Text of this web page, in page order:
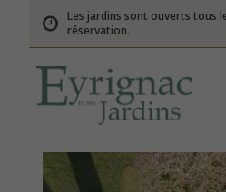
Les jardins sont ouverts tous
réservation.